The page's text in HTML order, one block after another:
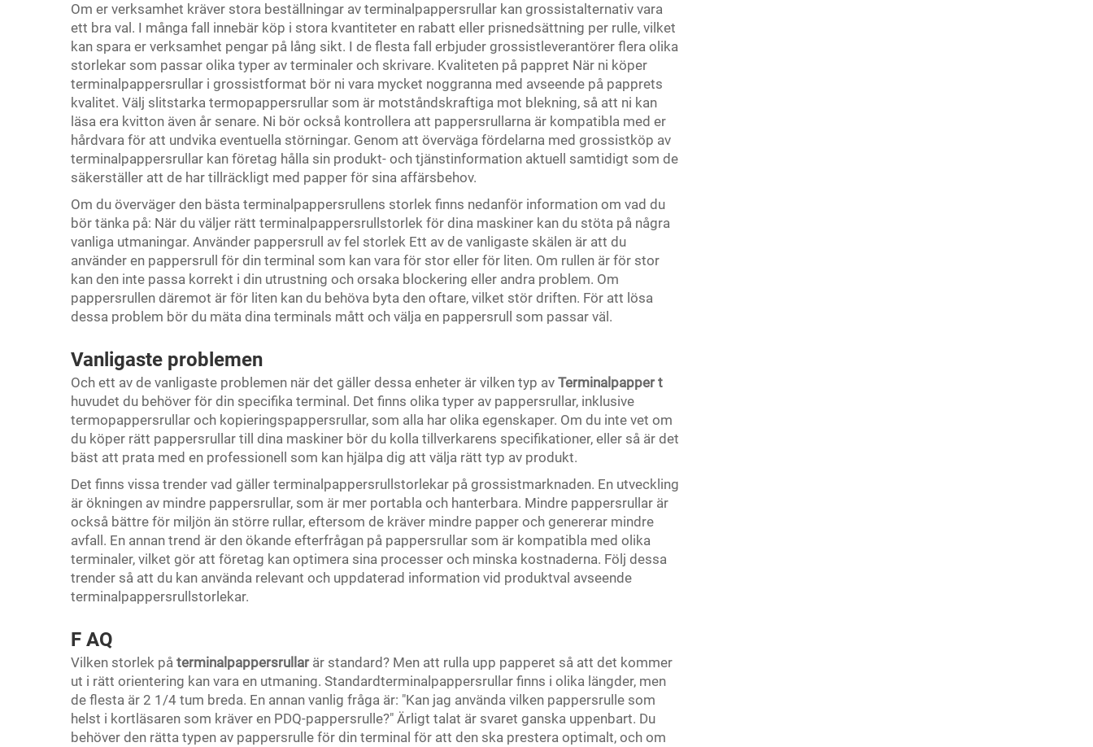
Om er verksamhet kräver stora beställningar av terminalpappersrullar kan grossistalternativ vara
ett bra val. I många fall innebär köp i stora kvantiteter en rabatt eller prisnedsättning per rulle, vilket
kan spara er verksamhet pengar på lång sikt. I de flesta fall erbjuder grossistleverantörer flera olika
storlekar som passar olika typer av terminaler och skrivare. Kvaliteten på pappret När ni köper
terminalpappersrullar i grossistformat bör ni vara mycket noggranna med avseende på papprets
kvalitet. Välj slitstarka termopappersrullar som är motståndskraftiga mot blekning, så att ni kan
läsa era kvitton även år senare. Ni bör också kontrollera att pappersrullarna är kompatibla med er
hårdvara för att undvika eventuella störningar. Genom att överväga fördelarna med grossistköp av
terminalpappersrullar kan företag hålla sin produkt- och tjänstinformation aktuell samtidigt som de
säkerställer att de har tillräckligt med papper för sina affärsbehov.
Om du överväger den bästa terminalpappersrullens storlek finns nedanför information om vad du
bör tänka på: När du väljer rätt terminalpappersrullstorlek för dina maskiner kan du stöta på några
vanliga utmaningar. Använder pappersrull av fel storlek Ett av de vanligaste skälen är att du
använder en pappersrull för din terminal som kan vara för stor eller för liten. Om rullen är för stor
kan den inte passa korrekt i din utrustning och orsaka blockering eller andra problem. Om
pappersrullen däremot är för liten kan du behöva byta den oftare, vilket stör driften. För att lösa
dessa problem bör du mäta dina terminals mått och välja en pappersrull som passar väl.
Vanligaste problemen
Och ett av de vanligaste problemen när det gäller dessa enheter är vilken typ av Terminalpappert
huvudet du behöver för din specifika terminal. Det finns olika typer av pappersrullar, inklusive
termopappersrullar och kopieringspappersrullar, som alla har olika egenskaper. Om du inte vet om
du köper rätt pappersrullar till dina maskiner bör du kolla tillverkarens specifikationer, eller så är det
bäst att prata med en professionell som kan hjälpa dig att välja rätt typ av produkt.
Det finns vissa trender vad gäller terminalpappersrullstorlekar på grossistmarknaden. En utveckling
är ökningen av mindre pappersrullar, som är mer portabla och hanterbara. Mindre pappersrullar är
också bättre för miljön än större rullar, eftersom de kräver mindre papper och genererar mindre
avfall. En annan trend är den ökande efterfrågan på pappersrullar som är kompatibla med olika
terminaler, vilket gör att företag kan optimera sina processer och minska kostnaderna. Följ dessa
trender så att du kan använda relevant och uppdaterad information vid produktval avseende
terminalpappersrullstorlekar.
F AQ
Vilken storlek på terminalpappersrullar är standard? Men att rulla upp papperet så att det kommer
ut i rätt orientering kan vara en utmaning. Standardterminalpappersrullar finns i olika längder, men
de flesta är 2 1/4 tum breda. En annan vanlig fråga är: "Kan jag använda vilken pappersrulle som
helst i kortläsaren som kräver en PDQ-pappersrulle?" Ärligt talat är svaret ganska uppenbart. Du
behöver den rätta typen av pappersrulle för din terminal för att den ska prestera optimalt, och om